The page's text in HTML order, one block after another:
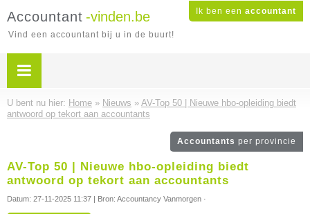
Ik ben een accountant
Accountant -vinden.be
Vind een accountant bij u in de buurt!
U bent nu hier: Home » Nieuws » AV-Top 50 | Nieuwe hbo-opleiding biedt
antwoord op tekort aan accountants
Accountants per provincie
AV-Top 50 | Nieuwe hbo-opleiding biedt
antwoord op tekort aan accountants
Datum: 27-11-2025 11:37 | Bron: Accountancy Vanmorgen ·